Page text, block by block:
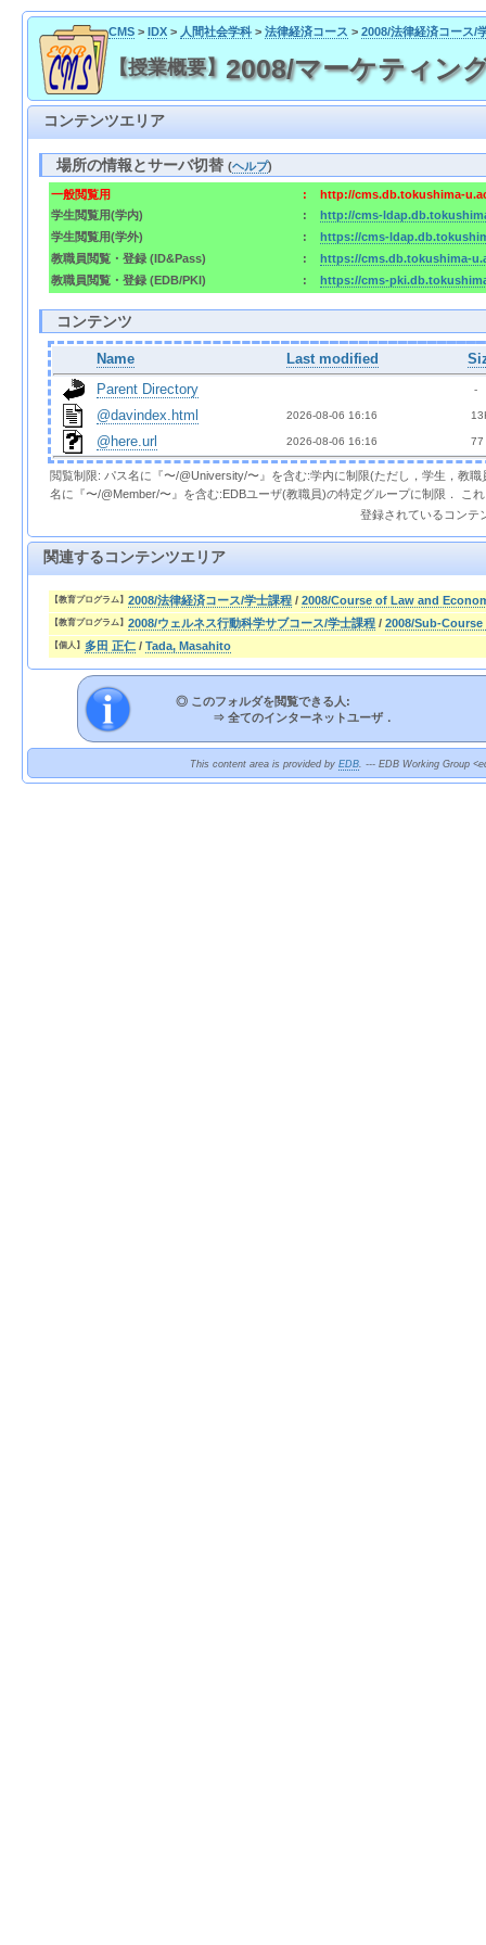
CMS> IDX> 人間社会学科> 法律経済コース > 2008/法律経済コース/
【授業概要】 2008/マーケティン
コンテンツエリア
場所の情報とサーバ切替(ヘルプ)
一般閲覧用 :
http://cms.db.tokushima-
学生閲覧用(学内)
:
http://cms-
学生閲覧用(学外)
:
https://cms-
教職員閲覧・登録 (ID&Pass)
:
https://cms.db.tokushima-
教職員閲覧・登録 (EDB/PKI)
: https://cms-
コンテンツ
Name Last modified
Parent Directory
  -
@davindex.html 2026-08-06 16:16
@here.url 2026-08-06 16:16 77
閲覧制限: パス名に『〜/@University/〜』を含む:学内に制限(ただし，学生，教
名に『〜/@Member/〜』を含む:EDBユーザ(教職員)の特定グループに制限． こ
登録されているコンテ
関連するコンテンツエリア
【教育プログラム】 2008/法律経済コース/学士課程 / 2008/Course of Law and
【教育プログラム】 2008/ウェルネス行動科学サブコース/学士課程 / 2008/Sub-
【個人】 多田 正仁 / Tada, Masahito
◎ このフォルダを閲覧できる人:
⇒ 全てのインターネットユーザ．
This content area is provided by EDB. --- EDB Working Group